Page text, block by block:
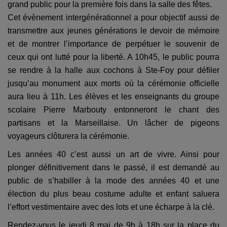
grand public pour la première fois dans la salle des fêtes.
Cet évènement intergénérationnel a pour objectif aussi de
transmettre aux jeunes générations le devoir de mémoire
et de montrer l’importance de perpétuer le souvenir de
ceux qui ont lutté pour la liberté.A 10h45, le public pourra
se rendre à la halle aux cochons à Ste-Foy pour défiler
jusqu’au monument aux morts où la cérémonie officielle
aura lieu à 11h. Les élèves et les enseignants du groupe
scolaire Pierre Marbouty entonneront le chant des
partisans et la Marseillaise. Un lâcher de pigeons
voyageurs clôturera la cérémonie.
Les années 40 c’est aussi un art de vivre. Ainsi pour
plonger définitivement dans le passé, il est demandé au
public de s’habiller à la mode des années 40 et une
élection du plus beau costume adulte et enfant saluera
l’effort vestimentaire avec des lots et une écharpe à la clé.
Rendez-vous le jeudi 8 mai de 9h à 18h sur la place du